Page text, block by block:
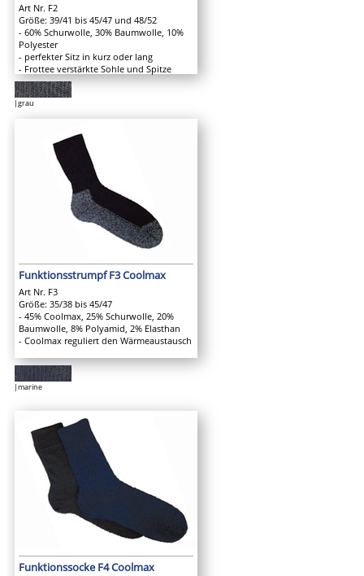
Art Nr. F2
Größe: 39/41 bis 45/47 und 48/52
- 60% Schurwolle, 30% Baumwolle, 10%
Polyester
- perfekter Sitz in kurz oder lang
- Frottee verstärkte Sohle und Spitze
|grau
Funktionsstrumpf F3 Coolmax
Art Nr. F3
Größe: 35/38 bis 45/47
- 45% Coolmax, 25% Schurwolle, 20%
Baumwolle, 8% Polyamid, 2% Elasthan
- Coolmax reguliert den Wärmeaustausch
|marine
Funktionssocke F4 Coolmax